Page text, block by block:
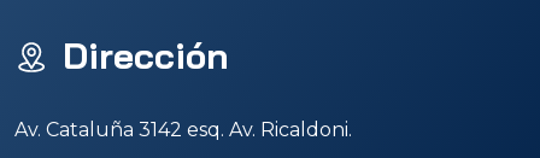
Dirección
Av. Cataluña 3142 esq. Av. Ricaldoni.